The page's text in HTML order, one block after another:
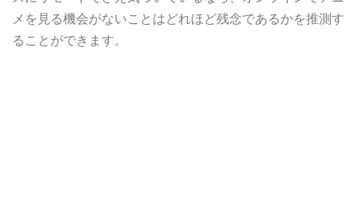
メを見る機会がないことはどれほど残念であるかを推測す
ることができます。